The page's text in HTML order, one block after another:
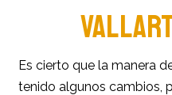
Es cierto que la manera
tenido algunos cambios,